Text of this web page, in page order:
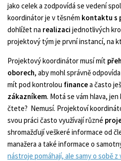
jako celek a zodpovídá se vedení
koordinátor je v těsném kontaktu s
dohlížet na realizaci jednotlivých
projektový tým je první instancí, na
Projektový koordinátor musí mít
oborech, aby mohl správně
mít pod kontrolou financea často
zákazníkem. Motá se vám hlava,
čtete? Nemusí. Projektoví
svou práci často využívají různé
shromažďují veškeré informace od
manažera a také informace o
nástroje pomáhají, ale samy o sobě